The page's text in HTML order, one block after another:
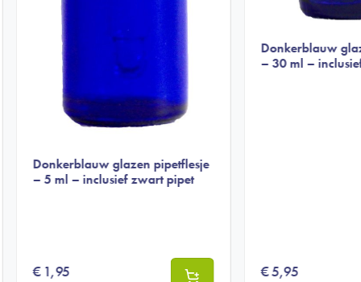
Donkerblauw glazen pipetflesje
– 5 ml – inclusief zwart pipet
€1,95
Donkerblauw
– 30 ml –
€5,95